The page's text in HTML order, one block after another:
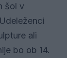
šol v
ali
bo ob 14.